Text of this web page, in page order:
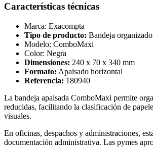
Características técnicas
Marca: Exacompta
Tipo de producto: Bandeja
Modelo: ComboMaxi
Color: Negra
Dimensiones: 240 x 70 x 340 mm
Formato: Apaisado horizontal
Referencia: 180940
La bandeja apaisada ComboMaxi permite
reducidas, facilitando la clasificación de
visuales.
En oficinas, despachos y administraciones,
documentación administrativa. Las pymes